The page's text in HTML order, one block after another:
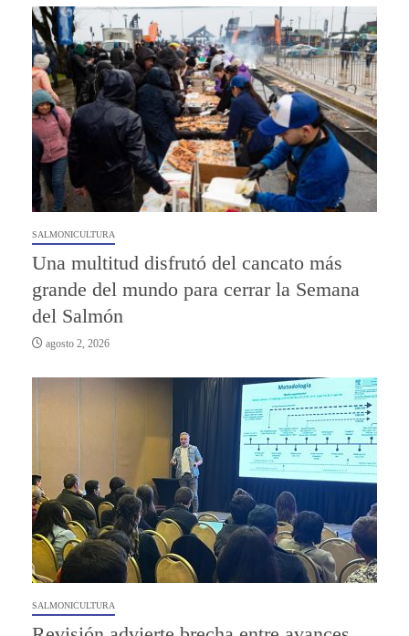
SALMONICULTURA
Una multitud disfrutó del cancato más
grande del mundo para cerrar la Semana
del Salmón
agosto 2, 2026
SALMONICULTURA